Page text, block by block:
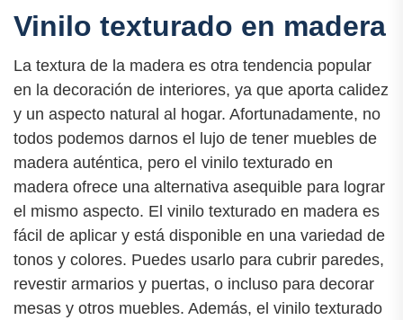
Vinilo texturado en madera
La textura de la madera es otra tendencia popular
en la decoración de interiores, ya que aporta calidez
y un aspecto natural al hogar. Afortunadamente, no
todos podemos darnos el lujo de tener muebles de
madera auténtica, pero el vinilo texturado en
madera ofrece una alternativa asequible para lograr
el mismo aspecto. El vinilo texturado en madera es
fácil de aplicar y está disponible en una variedad de
tonos y colores. Puedes usarlo para cubrir paredes,
revestir armarios y puertas, o incluso para decorar
mesas y otros muebles. Además, el vinilo texturado